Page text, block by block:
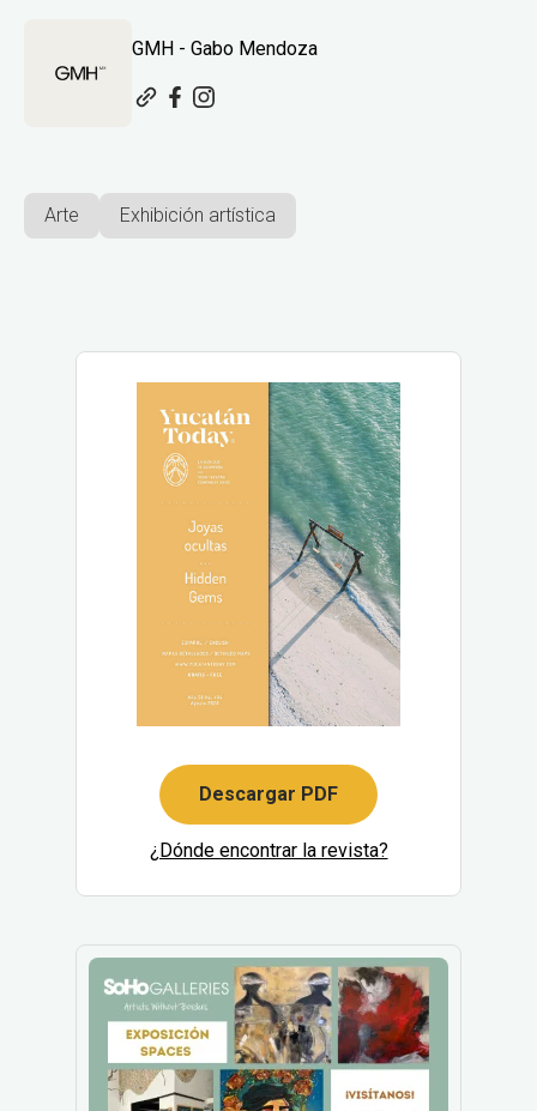
GMH - Gabo Mendoza
Arte Exhibición artística
Descargar PDF
¿Dónde encontrar la revista?